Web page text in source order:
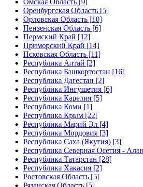
Омская Область [9]
Оренбургская Область [5]
Орловская Область [10]
Пензенская Область [6]
Пермский Край [12]
Приморский Край [14]
Псковская Область [11]
Республика Алтай [2]
Республика Башкортостан [16]
Республика Дагестан [2]
Республика Ингушетия [6]
Республика Карелия [5]
Республика Коми [1]
Республика Крым [22]
Республика Марий Эл [4]
Республика Мордовия [3]
Республика Саха (Якутия) [3]
Республика Северная Осетия -
Республика Татарстан [28]
Республика Хакасия [2]
Ростовская Область [5]
Рязанская Область [5]